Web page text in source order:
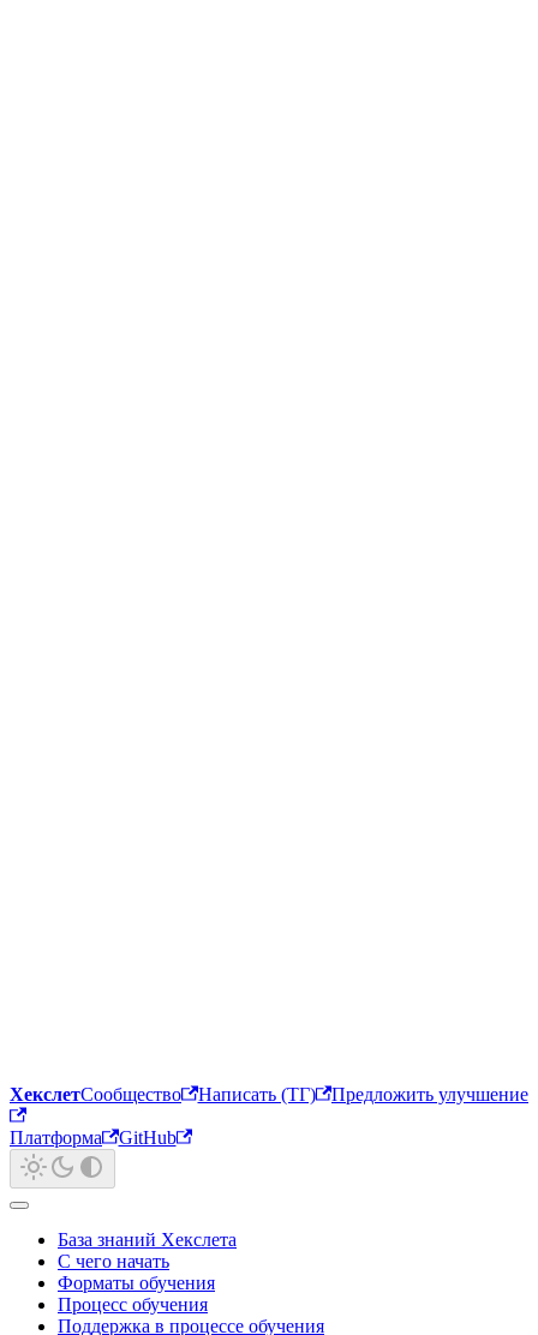
ХекслетСообщество Написать (ТГ) Предложить улучшение
Платформа GitHub
База знаний Хекслета
С чего начать
Форматы обучения
Процесс обучения
Поддержка в процессе обучения